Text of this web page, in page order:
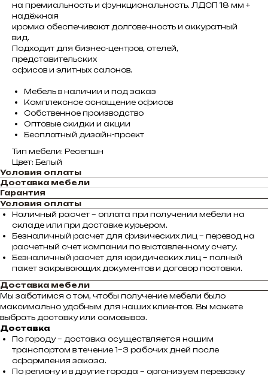
на премиальность и функциональность. ЛДСП 18 мм +
надёжная
кромка обеспечивают долговечность и аккуратный
вид.
Подходит для бизнес-центров, отелей,
представительских
офисов и элитных салонов.
Мебель в наличии и под заказ
Комплексное оснащение офисов
Собственное производство
Оптовые скидки и акции
Бесплатный дизайн-проект
Тип мебели: Ресепшн
Цвет: Белый
Условия оплаты
Доставка мебели
Гарантия
Условия оплаты
Наличный расчет – оплата при получении мебели на
складе или при доставке курьером.
Безналичный расчет для физических лиц – перевод на
расчетный счет компании по выставленному счету.
Безналичный расчет для юридических лиц – полный
пакет закрывающих документов и договор поставки.
Доставка мебели
Мы заботимся о том, чтобы получение мебели было
максимально удобным для наших клиентов. Вы можете
выбрать доставку или самовывоз.
Доставка
По городу – доставка осуществляется нашим
транспортом в течение 1–3 рабочих дней после
оформления заказа.
По региону и в другие города – организуем перевозку